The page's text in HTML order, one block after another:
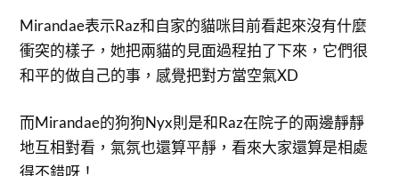
Mirandae表示Raz和自家的貓咪目前看起來沒有什麼
衝突的樣子，她把兩貓的見面過程拍了下來，它們很
和平的做自己的事，感覺把對方當空氣XD
而Mirandae的狗狗Nyx則是和Raz在院子的兩邊靜靜
地互相對看，氣氛也還算平靜，看來大家還算是相處
得不錯呀！